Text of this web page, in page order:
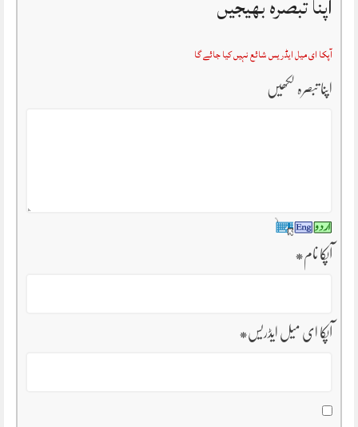
آپکا ای میل ایڈریس شائع نہیں کیا جائے گا
اپنا تبصرہ لکھیں
آپکا نام*
آپکا ای میل ایڈریس*